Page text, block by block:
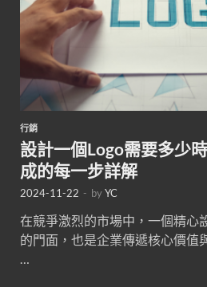
行銷
設計一個Logo需要多少
成的每一步詳解
2024-11-22 - byYC
在競爭激烈的市場中，一個精心
的門面，也是企業傳遞核心價值
…